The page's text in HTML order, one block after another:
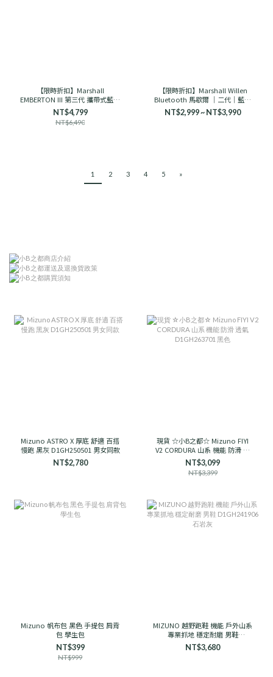
【限時折扣】Marshall
EMBERTON III 第三代 攜帶式藍芽
喇叭 馬歇爾
NT$4,799
NT$6,490
【限時折扣】Marshall Willen
Bluetooth 馬歇爾 ｜二代｜藍芽
音響 古銅黑/奶油白
NT$2,999 ~ NT$3,990
1 2 3 4 5 »
Mizuno ASTRO X 厚底 舒適 百搭
慢跑 黑灰 D1GH250501 男女同款
NT$2,780
現貨 ☆小B之都☆ Mizuno FIYI
V2 CORDURA 山系 機能 防滑 透
氣 D1GH263701 黑色
NT$3,099
NT$3,399
Mizuno 帆布包 黑色 手提包 肩背
包 學生包
NT$399
NT$999
MIZUNO 越野跑鞋 機能 戶外山系
專業抓地 穩定耐磨 男鞋
D1GH241906 石岩灰
NT$3,680